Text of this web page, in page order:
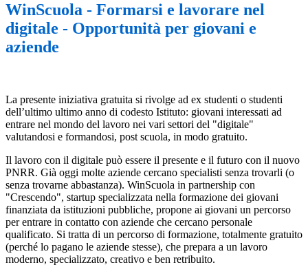
WinScuola - Formarsi e lavorare nel
digitale - Opportunità per giovani e
aziende
La presente iniziativa gratuita si rivolge ad ex studenti o studenti
dell’ultimo ultimo anno di codesto Istituto: giovani interessati ad
entrare nel mondo del lavoro nei vari settori del "digitale"
valutandosi e formandosi, post scuola, in modo gratuito.
Il lavoro con il digitale può essere il presente e il futuro con il nuovo
PNRR. Già oggi molte aziende cercano specialisti senza trovarli (o
senza trovarne abbastanza). WinScuola in partnership con
"Crescendo", startup specializzata nella formazione dei giovani
finanziata da istituzioni pubbliche, propone ai giovani un percorso
per entrare in contatto con aziende che cercano personale
qualificato. Si tratta di un percorso di formazione, totalmente gratuito
(perché lo pagano le aziende stesse), che prepara a un lavoro
moderno, specializzato, creativo e ben retribuito.